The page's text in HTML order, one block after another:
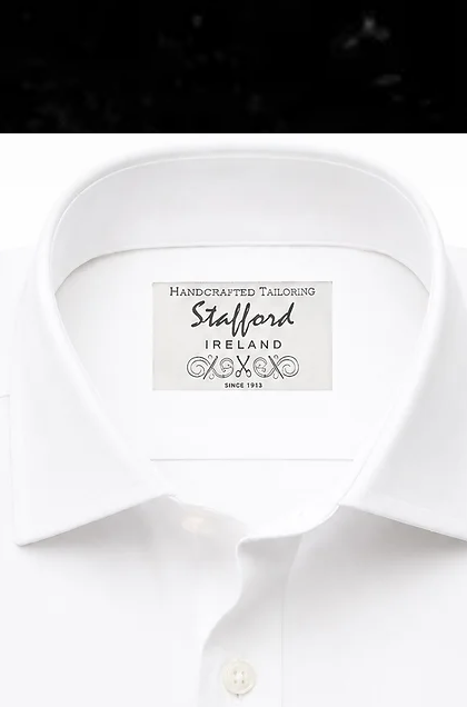
x 150 cm). Pro bestellten Meter
Schottischen
großes Label beigelegt.
behördlichen
tragen, das ihn
Zollbestimmungen
Vereinigten
Die gesamte
und die Bestellung